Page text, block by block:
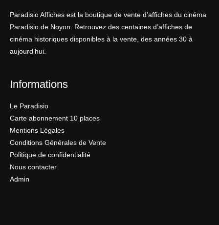
Paradisio Affiches est la boutique de vente d’affiches du cinéma
Paradisio de Noyon. Retrouvez des centaines d’affiches de
cinéma historiques disponibles à la vente, des années 30 à
aujourd’hui.
Informations
Le Paradisio
Carte abonnement 10 places
Mentions Légales
Conditions Générales de Vente
Politique de confidentialité
Nous contacter
Admin